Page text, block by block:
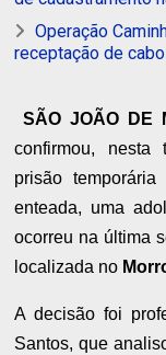
Operação
receptação de
SÃO JOÃO DE
confirmou, nesta
prisão
enteada, uma
ocorreu na última
localizada no
A decisão foi
Santos, que